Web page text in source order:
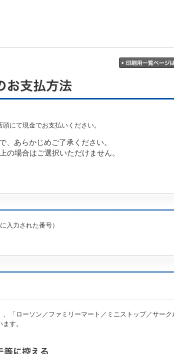
にて現金でお支払いください。
あらかじめご了承ください。
場合はご選択いただけません。
入力された番号）
「ローソン／ファミリーマート／ミニストップ／サーク
す。